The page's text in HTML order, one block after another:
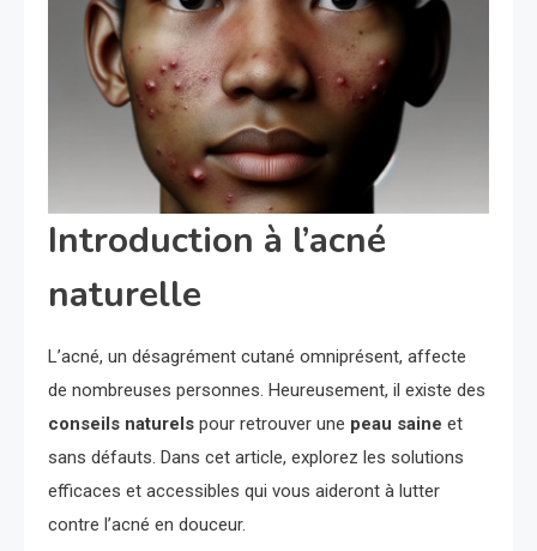
Introduction à l’acné
naturelle
L’acné, un désagrément cutané omniprésent, affecte
de nombreuses personnes. Heureusement, il existe des
conseils naturels pour retrouver une peau saine et
sans défauts. Dans cet article, explorez les solutions
efficaces et accessibles qui vous aideront à lutter
contre l’acné en douceur.